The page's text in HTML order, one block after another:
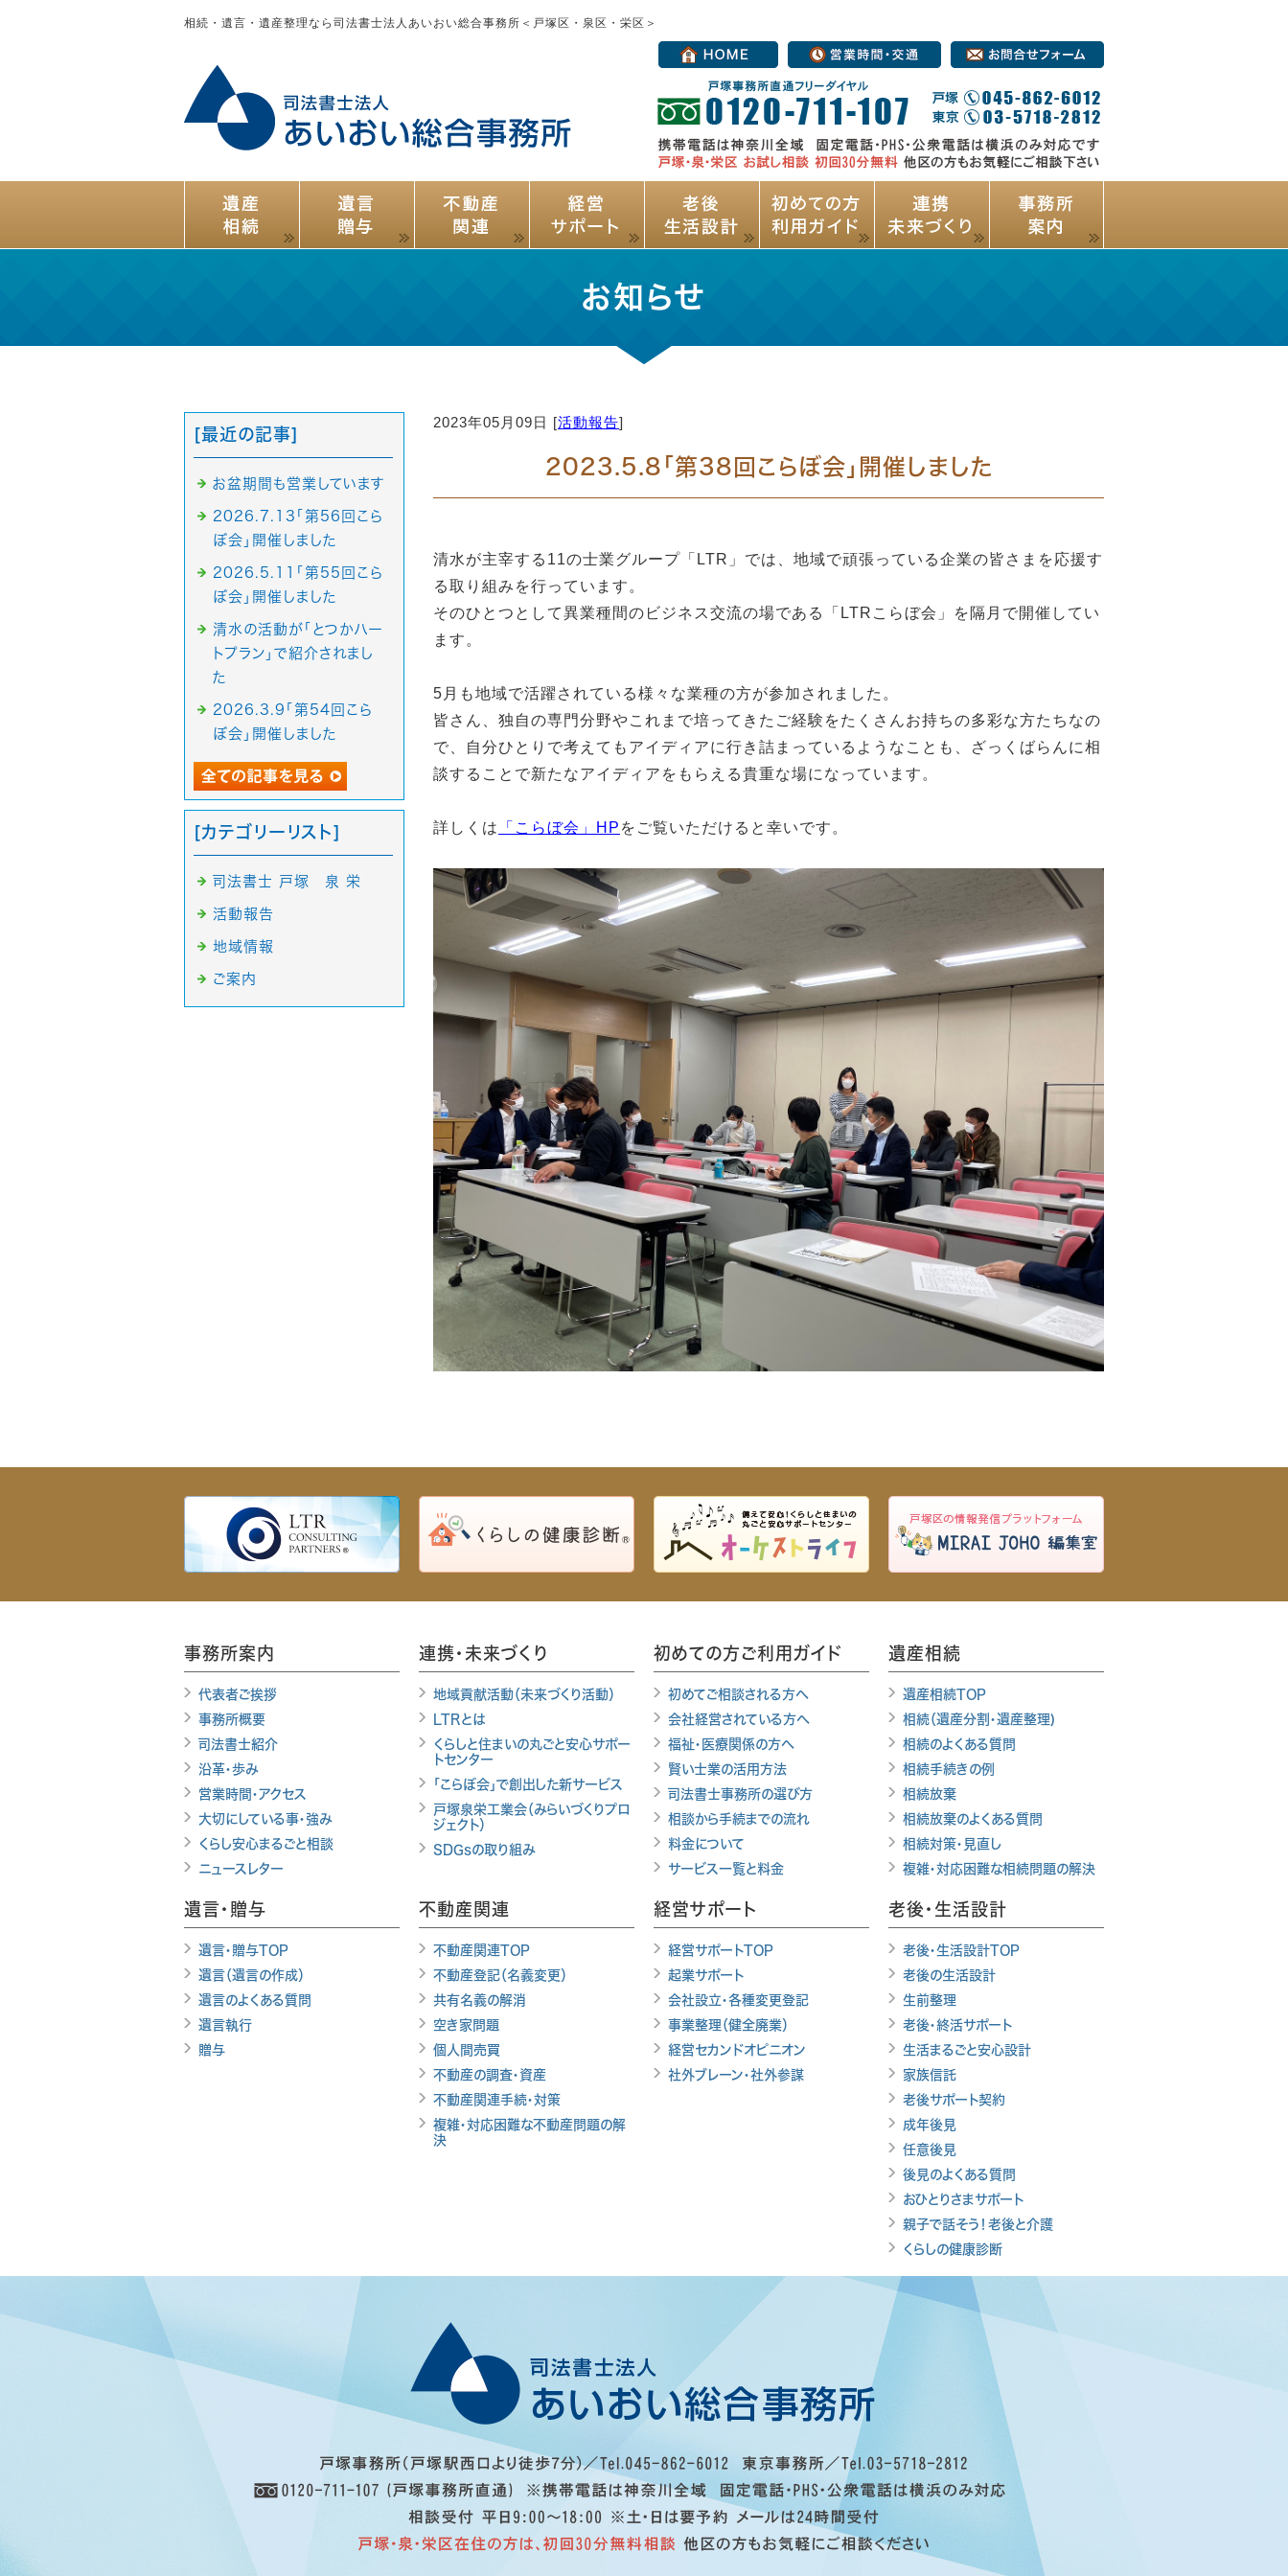
相続・遺言・遺産整理なら司法書士法人あいおい総合事務所＜戸塚区・泉区・栄区＞
お知らせ
2023年05月09日 [活動報告]
2023.5.8「第38回こらぼ会」開催しました
清水が主宰する11の士業グループ「LTR」では、地域で頑張っている企業の皆さまを応援す
る取り組みを行っています。
そのひとつとして異業種間のビジネス交流の場である「LTRこらぼ会」を隔月で開催してい
ます。
5月も地域で活躍されている様々な業種の方が参加されました。
皆さん、独自の専門分野やこれまで培ってきたご経験をたくさんお持ちの多彩な方たちなの
で、自分ひとりで考えてもアイディアに行き詰まっているようなことも、ざっくばらんに相
談することで新たなアイディアをもらえる貴重な場になっています。
詳しくは 「こらぼ会」HP をご覧いただけると幸いです。
[最近の記事]
お盆期間も営業しています
2026.7.13「第56回こら
ぼ会」開催しました
2026.5.11「第55回こら
ぼ会」開催しました
清水の活動が「とつかハー
トプラン」で紹介されまし
た
2026.3.9「第54回こら
ぼ会」開催しました
[カテゴリーリスト]
司法書士 戸塚 泉 栄
活動報告
地域情報
ご案内
事務所案内
代表者ご挨拶
事務所概要
司法書士紹介
沿革・歩み
営業時間・アクセス
大切にしている事・強み
くらし安心まるごと相談
ニュースレター
連携・未来づくり
地域貢献活動（未来づくり活動）
LTRとは
くらしと住まいの丸ごと安心サポー
トセンター
「こらぼ会」で創出した新サービス
戸塚泉栄工業会（みらいづくりプロ
ジェクト）
SDGsの取り組み
初めての方ご利用ガイド
初めてご相談される方へ
会社経営されている方へ
福祉・医療関係の方へ
賢い士業の活用方法
司法書士事務所の選び方
相談から手続までの流れ
料金について
サービス一覧と料金
遺産相続
遺産相続TOP
相続（遺産分割・遺産整理)
相続のよくある質問
相続手続きの例
相続放棄
相続放棄のよくある質問
相続対策・見直し
複雑・対応困難な相続問題の解決
遺言・贈与
遺言・贈与TOP
遺言（遺言の作成）
遺言のよくある質問
遺言執行
贈与
不動産関連
不動産関連TOP
不動産登記（名義変更）
共有名義の解消
空き家問題
個人間売買
不動産の調査・資産
不動産関連手続・対策
複雑・対応困難な不動産問題の解
決
経営サポート
経営サポートTOP
起業サポート
会社設立・各種変更登記
事業整理（健全廃業）
経営セカンドオピニオン
社外ブレーン・社外参謀
老後・生活設計
老後・生活設計TOP
老後の生活設計
生前整理
老後・終活サポート
生活まるごと安心設計
家族信託
老後サポート契約
成年後見
任意後見
後見のよくある質問
おひとりさまサポート
親子で話そう！老後と介護
くらしの健康診断